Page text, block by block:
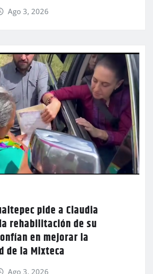
Ago 3, 2026
pide a Claudia
rehabilitación de su
en mejorar la
de la Mixteca
Ago 3, 2026